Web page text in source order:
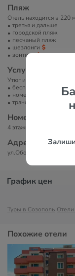
Пляж
Отель находится в 220
третья и дальше
городской пляж
песчаный пляж
шезлонги
зонтики
Услуги в отеле
Утюг и гладильная доска.
бесплатный Wi-Fi
номера для
трансфер в/из
Номера
4 этажная вилла имеет
Адрес
ул.Оборище 22, г.
График цен
Туры в Созополь
Похожие отели